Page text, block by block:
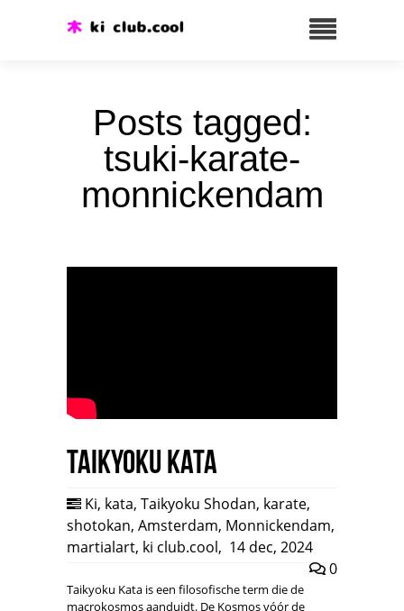
Posts tagged:
tsuki-karate-
monnickendam
Taikyoku Kata
Ki, kata, Taikyoku Shodan, karate,
shotokan, Amsterdam, Monnickendam,
martialart, ki club.cool, 14 dec, 2024
0
Taikyoku Kata is een filosofische term die de
macrokosmos aanduidt. De Kosmos vóór de